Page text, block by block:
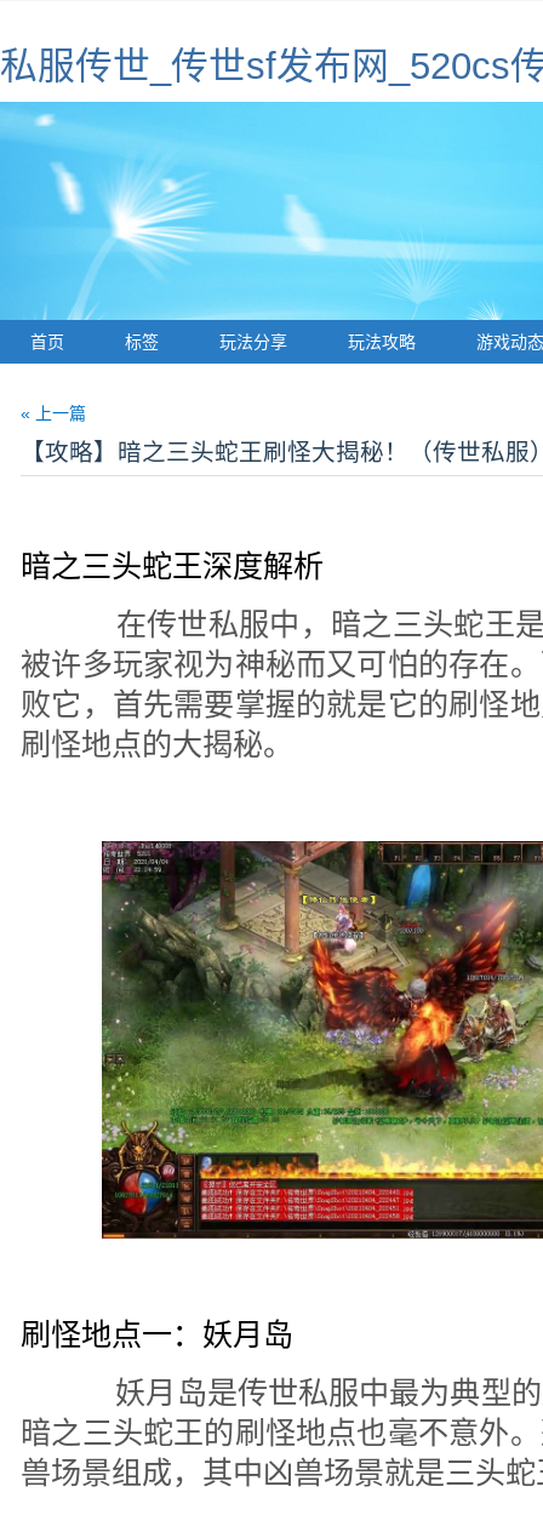
私服传世_传世sf发布网_520cs
首页 标签 玩法分享 玩法攻略 游戏动态
« 上一篇
【攻略】暗之三头蛇王刷怪大揭秘！（传世私服
暗之三头蛇王深度解析
在传世私服中，暗之三头蛇王是
被许多玩家视为神秘而又可怕的存在
败它，首先需要掌握的就是它的刷怪
刷怪地点的大揭秘。
刷怪地点一：妖月岛
妖月岛是传世私服中最为典型的
暗之三头蛇王的刷怪地点也毫不意外
兽场景组成，其中凶兽场景就是三头